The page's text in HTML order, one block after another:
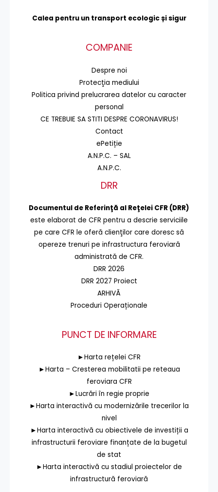
Calea pentru un transport ecologic și sigur
COMPANIE
Despre noi
Protecţia mediului
Politica privind prelucrarea datelor cu caracter
personal
CE TREBUIE SA STITI DESPRE CORONAVIRUS!
Contact
ePetiție
A.N.P.C. – SAL
A.N.P.C.
DRR
Documentul de Referinţă al Reţelei CFR (DRR)
este elaborat de CFR pentru a descrie serviciile
pe care CFR le oferă clienţilor care doresc să
opereze trenuri pe infrastructura feroviară
administrată de CFR.
DRR 2026
DRR 2027 Proiect
ARHIVĂ
Proceduri Operaționale
PUNCT DE INFORMARE
►Harta rețelei CFR
►Harta – Cresterea mobilitatii pe reteaua
feroviara CFR
►Lucrări în regie proprie
►Harta interactivă cu modernizările trecerilor la
nivel
►Harta interactivă cu obiectivele de investiții a
infrastructurii feroviare finanțate de la bugetul
de stat
►Harta interactivă cu stadiul proiectelor de
infrastructură feroviară